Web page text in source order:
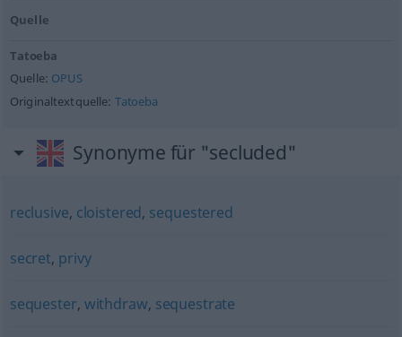
Quelle
Tatoeba
Quelle: OPUS
Originaltextquelle: Tatoeba
Synonyme für "secluded"
reclusive, cloistered, sequestered
secret, privy
sequester, withdraw, sequestrate